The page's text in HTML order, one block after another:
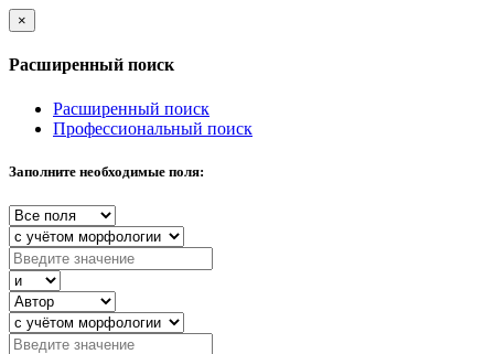
×
Расширенный поиск
Расширенный поиск
Профессиональный поиск
Заполните необходимые поля: